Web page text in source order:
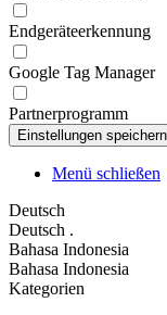
Endgeräteerkennung
Google Tag Manager
Partnerprogramm
Menü schließen
Deutsch
Deutsch .
Bahasa Indonesia
Bahasa Indonesia
Kategorien